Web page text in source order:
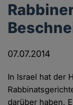
07.07.2014
In Israel hat der
darüber haben,